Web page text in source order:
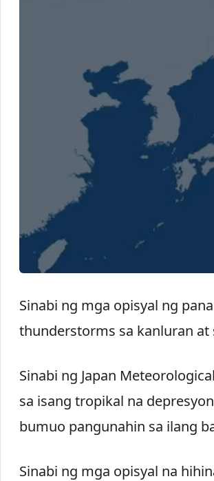
Sinabi ng mga opisyal ng
thunderstorms sa kanluran at
Sinabi ng Japan
sa isang tropikal na
bumuo pangunahin sa ilang
Sinabi ng mga opisyal na